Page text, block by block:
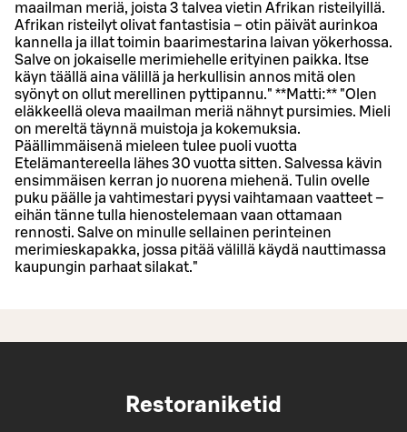
maailman meriä, joista 3 talvea vietin Afrikan risteilyillä.
Afrikan risteilyt olivat fantastisia – otin päivät aurinkoa
kannella ja illat toimin baarimestarina laivan yökerhossa.
Salve on jokaiselle merimiehelle erityinen paikka. Itse
käyn täällä aina välillä ja herkullisin annos mitä olen
syönyt on ollut merellinen pyttipannu." **Matti:** "Olen
eläkkeellä oleva maailman meriä nähnyt pursimies. Mieli
on mereltä täynnä muistoja ja kokemuksia.
Päällimmäisenä mieleen tulee puoli vuotta
Etelämantereella lähes 30 vuotta sitten. Salvessa kävin
ensimmäisen kerran jo nuorena miehenä. Tulin ovelle
puku päälle ja vahtimestari pyysi vaihtamaan vaatteet –
eihän tänne tulla hienostelemaan vaan ottamaan
rennosti. Salve on minulle sellainen perinteinen
merimieskapakka, jossa pitää välillä käydä nauttimassa
kaupungin parhaat silakat."
Restoraniketid